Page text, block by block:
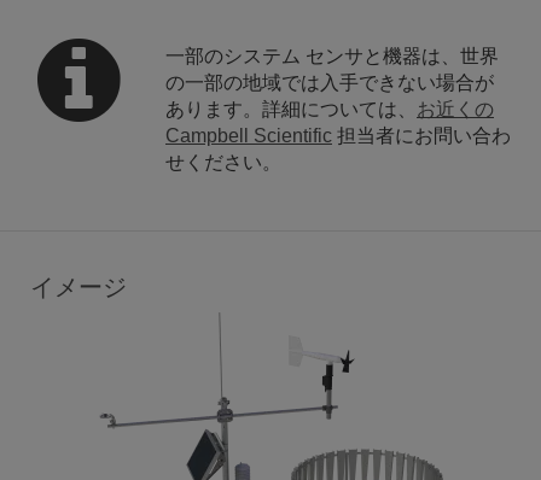
900 MHz 無線を備えた計測・制御データロガ
ー (CR6-RF451)
この CR6 計測・制御データロガーには、長距離無
線通信用の 900 MHz 周波数ホッピング拡散スペク
トル 1 W 無線も内蔵されています。日本国内では
Power
20 W ソーラーパネル (SP20)
SP20 は、平均以上の電力要件が求められる厳しい
用途向けに追加の充電機能を提供する汎用ソーラー
パネルです。太陽光の照射範囲が狭い、太陽の角度
が低い、または寒冷な気候の地域に設置するのにも
適しています。
一部のシステム センサと機器は、世界
の一部の地域では入手できない場合が
あります。詳細については、
お近くの
Campbell Scientific 担当者にお問い合わ
せください。
イメージ